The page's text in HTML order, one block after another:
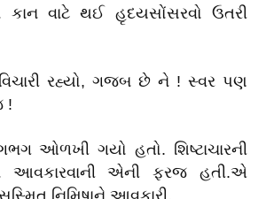
કાન વાટે થઈ હૃદયસોંસરવો ઉતરી
રહ્યો, ગજબ છે ને ! સ્વર પણ
!
ઓળખી ગયો હતો. શિષ્ટાચારની
આવકારવાની એની ફરજ હતી.એ
નિમિષાને આવકારી.